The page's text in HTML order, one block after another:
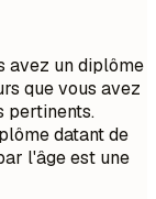
avez un diplôme
que vous avez
pertinents.
datant de
l'âge est une